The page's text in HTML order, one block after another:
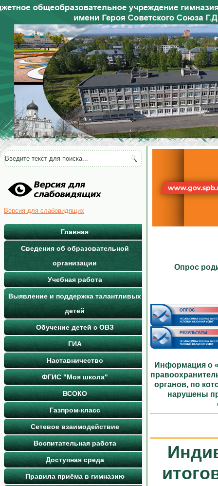
Версия для слабовидящих
Главная
Сведения об образовательной
организации
Учебная работа
Выявление и поддержка талантливых
детей
Обучение детей с ОВЗ
ГИА
Наставничество
ФГИС "Моя школа"
ВСОКО
Газпром-класс
Сетевое взаимодействие
Воспитательная работа
Доступная среда
Правила приёма в гимназию
Опрос
Информация о
органов, по
нарушены